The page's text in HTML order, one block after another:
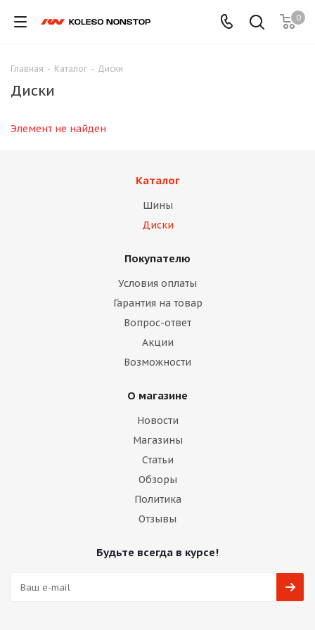
0
Главная - Каталог - Диски
Диски
Элемент не найден
Каталог
Шины
Диски
Покупателю
Условия оплаты
Гарантия на товар
Вопрос-ответ
Акции
Возможности
О магазине
Новости
Магазины
Статьи
Обзоры
Политика
Отзывы
Будьте всегда в курсе!